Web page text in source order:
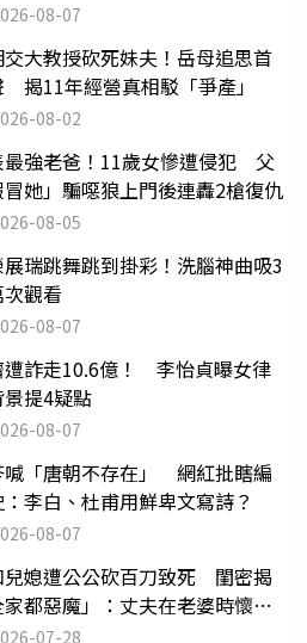
08-07
交大教授砍死妹夫！岳母追思首
揭11年經營真相駁「爭產」
08-02
最強老爸！11歲女慘遭侵犯 父
冒她」騙噁狼上門後連轟2槍復仇
08-05
展瑞跳舞跳到掛彩！洗腦神曲吸3
觀看
08-07
遭詐走10.6億！ 李怡貞曝女律
景提4疑點
08-07
喊「唐朝不存在」 網紅批瞎編
李白、杜甫用鮮卑文寫詩？
08-07
兒媳遭公公砍百刀致死 閨密揭
家都惡魔」：丈夫在老婆時懷孕
07-28